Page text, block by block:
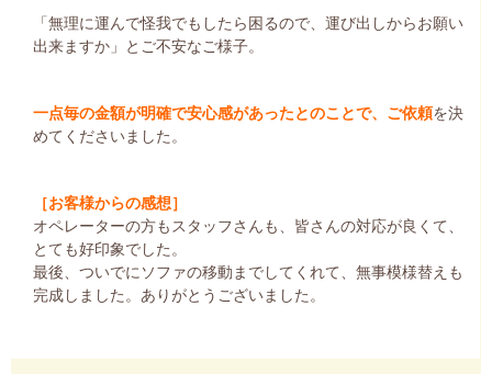
「無理に運んで怪我でもしたら困るので、運び出しからお願い
出来ますか」とご不安なご様子。
一点毎の金額が明確で安心感があったとのことで、ご依頼を決
めてくださいました。
［お客様からの感想］
オペレーターの方もスタッフさんも、皆さんの対応が良くて、
とても好印象でした。
最後、ついでにソファの移動までしてくれて、無事模様替えも
完成しました。ありがとうございました。